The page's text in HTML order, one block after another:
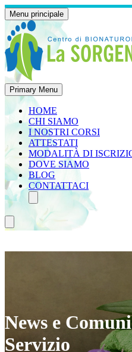
Menu principale
Primary Menu
HOME
CHI SIAMO
I NOSTRI CORSI
ATTESTATI
MODALITÀ DI
DOVE SIAMO
BLOG
CONTATTACI
News e
Servizio